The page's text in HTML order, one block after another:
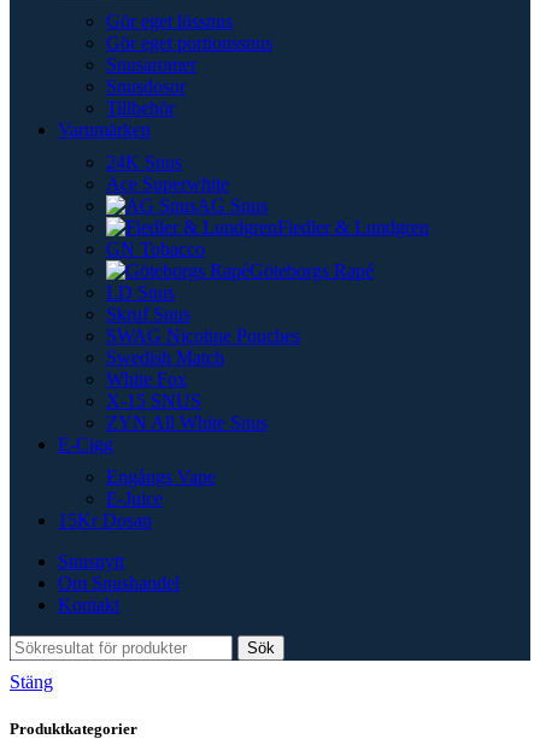
Gör eget lössnus
Gör eget portionssnus
Snusaromer
Snusdosor
Tillbehör
Varumärken
24K Snus
Ace Superwhite
AG Snus
Fiedler & Lundgren
GN Tobacco
Göteborgs Rapé
LD Snus
Skruf Snus
SWAG Nicotine Pouches
Swedish Match
White Fox
X-15 SNUS
ZYN All White Snus
E-Cigg
Engångs Vape
E-Juice
15Kr Dosan
Snusnytt
Om Snushandel
Kontakt
Sök
Stäng
Produktkategorier